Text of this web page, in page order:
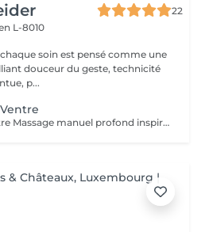
22
L-8010
soin est pensé comme une
douceur du geste, technicité
p...
Massage profond du ventre Massage manuel profond inspiré des traditions taoïstes, agissant sur l'abdomen, centre vital du corps. Ce soin vise à libérer les tensions physiques et émotionnelles accumulées dans le ventre, relancer la circulation interne et favoriser un meilleur équilibre digestif, nerveux et énergétique. Par un travail précis et en profondeur, le massage aide à détendre les organes, apaiser le système nerveux et soutenir la vitalité globale. Il s'adresse aux personnes sujettes au stress, aux troubles digestifs, aux tensions internes ou à une sensation de charge émotionnelle. Bénéfices : Amélioration du confort digestif et réduction des ballonnements Libération des tensions abdominales et émotionnelles Apaisement du système nerveux et diminution du stress Sensation de ventre plus détendu et de corps plus léger Amélioration de la qualité du sommeil et de l'énergie globale Ce soin est un massage de libération, profond et engagé, et non un massage bien-être.